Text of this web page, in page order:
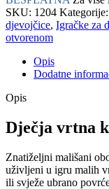
SKU: 1204 Kategorije:
djevojčice, Igračke za
otvorenom
Opis
Dodatne
Opis
Dječja vrtna
Znatiželjni mališani
uživljeni u igru malih
ili svježe ubrano